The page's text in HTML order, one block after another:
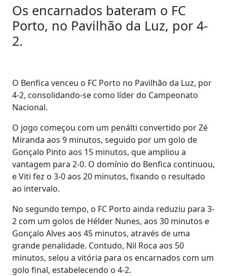
Os encarnados bateram o FC
Porto, no Pavilhão da Luz, por 4-
2.
O Benfica venceu o FC Porto no Pavilhão da Luz, por
4-2, consolidando-se como líder do Campeonato
Nacional.
O jogo começou com um penálti convertido por Zé
Miranda aos 9 minutos, seguido por um golo de
Gonçalo Pinto aos 15 minutos, que ampliou a
vantagem para 2-0. O domínio do Benfica continuou,
e Viti fez o 3-0 aos 20 minutos, fixando o resultado
ao intervalo.
No segundo tempo, o FC Porto ainda reduziu para 3-
2 com um golos de Hélder Nunes, aos 30 minutos e
Gonçalo Alves aos 45 minutos, através de uma
grande penalidade. Contudo, Nil Roca aos 50
minutos, selou a vitória para os encarnados com um
golo final, estabelecendo o 4-2.